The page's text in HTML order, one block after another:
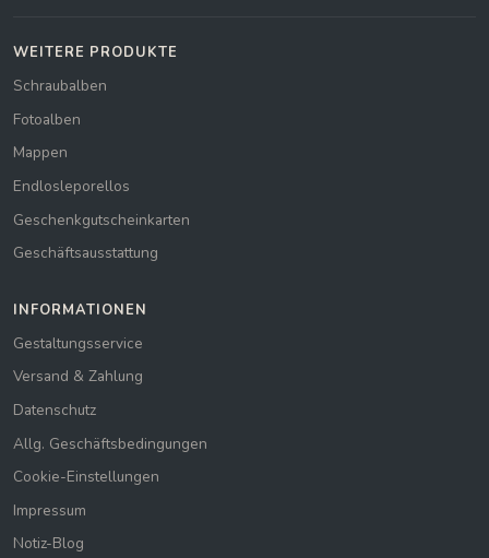
WEITERE PRODUKTE
Schraubalben
Fotoalben
Mappen
Endlosleporellos
Geschenkgutscheinkarten
Geschäftsausstattung
INFORMATIONEN
Gestaltungsservice
Versand & Zahlung
Datenschutz
Allg. Geschäftsbedingungen
Cookie-Einstellungen
Impressum
Notiz-Blog